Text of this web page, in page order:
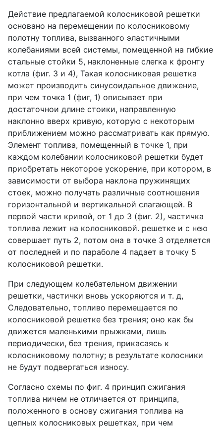
Действие предлагаемой колосниковой решетки
основано на перемещении по колосниковому
полотну топлива, вызванного эластичными
колебаниями всей системы, помещенной на гибкие
стальные стойки 5, наклоненные слегка к фронту
котла (фиг. 3 и 4), Такая колосниковая решетка
может производить синусоидальное движение,
при чем точка 1 (фиг, 1) описывает при
достаточнои длине стоики, направленную
наклонно вверх кривую, которую с некоторым
приближением можно рассматривать как прямую.
Элемент топлива, помещенный в точке 1, при
каждом колебании колосниковой решетки будет
приобретать некоторое ускорение, при котором, в
зависимости от выбора наклона пружинящих
стоек, можно получать различные соотношения
горизонтальной и вертикальной слагающей. В
первой части кривой, от 1 до 3 (фиг. 2), частичка
топлива лежит на колосниковой. решетке и с нею
совершает путь 2, потом она в точке 3 отделяется
от последней и по параболе 4 падает в точку 5
колосниковой решетки.
При следующем колебательном движении
решетки, частички вновь ускоряются и т. д,
Следовательно, топливо перемещается по
колосниковой решетке без трения; оно как бы
движется маленькими прыжками, лишь
периодически, без трения, прикасаясь к
колосниковому полотну; в результате колосники
не будут подвергаться износу.
Согласно схемы по фиг. 4 принцип сжигания
топлива ничем не отличается от принципа,
положенного в основу сжигания топлива на
цепных колосниковых решетках, при чем